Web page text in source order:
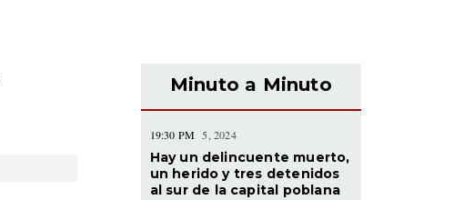
Minuto a Minuto
19:30 PM 5, 2024
Hay un delincuente muerto,
un herido y tres detenidos
al sur de la capital poblana